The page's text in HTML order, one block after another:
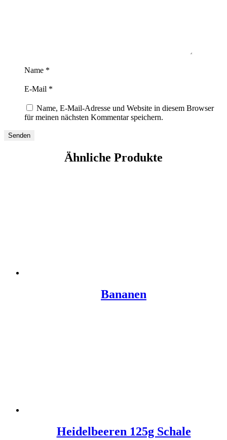
Name *
E-Mail *
Name, E-Mail-Adresse und Website in diesem Browser
für meinen nächsten Kommentar speichern.
Ähnliche Produkte
Bananen
Heidelbeeren 125g Schale